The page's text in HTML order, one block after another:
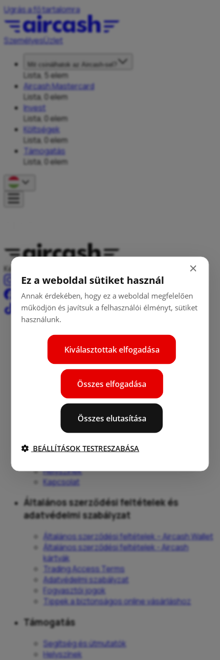
Ugrás a fő tartalomra
SzemélyesÜzlet
Mit csinálhatok az Aircash-sel?
Lista, 5 elem
Aircash Mastercard
Lista, 0 elem
Invest
Lista, 0 elem
Költségek
Lista, 0 elem
Támogatás
Lista, 0 elem
Készpénz, fizetések és átutalások – mindez egy helyen.
Aircash
Aircash
info@aircash.eu
Az Aircash-ről
Rólunk
Biztonság
Blog
Helyszínek
Kapcsolat
Általános szerződési feltételek és
adatvédelmi szabályzat
Általános szerződési feltételek – Aircash Wallet
Általános szerződési feltételek - Aircash
kártyák
Trading Access Terms
Adatvédelmi szabályzat
Fogyasztói jogok
Tippek a biztonságos online vásárláshoz
Támogatás
Segítség és útmutatók
Helyszínek
×
Ez a weboldal sütiket használ
Annak érdekében, hogy ez a weboldal megfelelően
működjön és javítsuk a felhasználói élményt, sütiket
használunk.
Kiválasztottak elfogadása
Összes elfogadása
Összes elutasítása
BEÁLLÍTÁSOK TESTRESZABÁSA